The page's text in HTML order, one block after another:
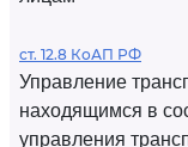
ст. 12.8 КоАП РФ
Управление
находящимся в
управления